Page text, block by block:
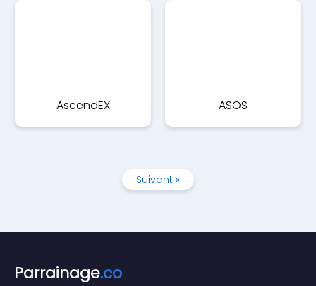
AscendEX ASOS
Suivant »
Parrainage.co